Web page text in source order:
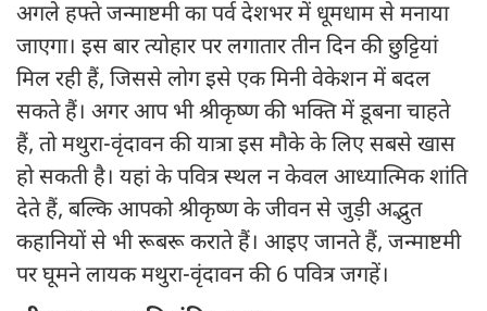
अगले हफ्ते जन्माष्टमी का पर्व देशभर में धूमधाम से मनाया
जाएगा। इस बार त्योहार पर लगातार तीन दिन की छुट्टियां
मिल रही हैं, जिससे लोग इसे एक मिनी वेकेशन में बदल
सकते हैं। अगर आप भी श्रीकृष्ण की भक्ति में डूबना चाहते
हैं, तो मथुरा-वृंदावन की यात्रा इस मौके के लिए सबसे खास
हो सकती है। यहां के पवित्र स्थल न केवल आध्यात्मिक शांति
देते हैं, बल्कि आपको श्रीकृष्ण के जीवन से जुड़ी अद्भुत
कहानियों से भी रूबरू कराते हैं। आइए जानते हैं, जन्माष्टमी
पर घूमने लायक मथुरा-वृंदावन की 6 पवित्र जगहें।